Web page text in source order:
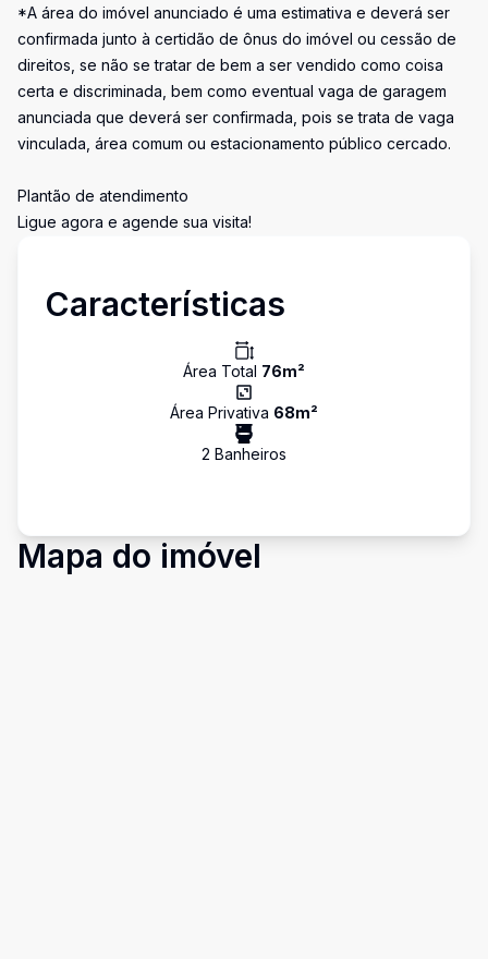
*A área do imóvel anunciado é uma estimativa e deverá ser
confirmada junto à certidão de ônus do imóvel ou cessão de
direitos, se não se tratar de bem a ser vendido como coisa
certa e discriminada, bem como eventual vaga de garagem
anunciada que deverá ser confirmada, pois se trata de vaga
vinculada, área comum ou estacionamento público cercado.
Plantão de atendimento
Ligue agora e agende sua visita!
Características
Área Total 76m²
Área Privativa 68m²
2 Banheiros
Mapa do imóvel